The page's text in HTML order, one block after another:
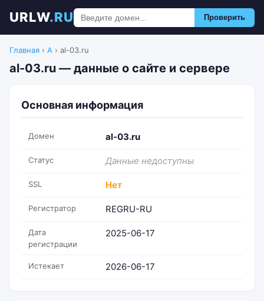
URLW.RU Проверить
Главная › A › al-03.ru
al-03.ru — данные о сайте и сервере
Основная информация
Домен al-03.ru
Статус Данные недоступны
SSL Нет
Регистратор REGRU-RU
Дата
регистрации
2025-06-17
Истекает 2026-06-17